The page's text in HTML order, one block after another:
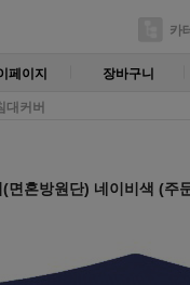
카
페이지 장바구니
대커버
면혼방원단) 네이비색 (주